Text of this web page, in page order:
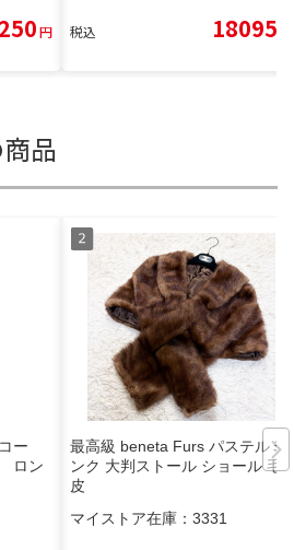
円 税込 18095
品
ー
ロン
最高級 beneta Furs パステルミ
ンク 大判ストール ショール 毛
皮
マイストア在庫： 3331